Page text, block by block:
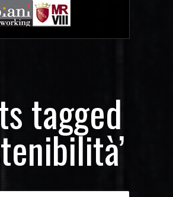
tagged